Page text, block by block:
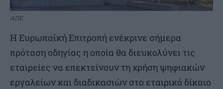
ΑΠΕ
Η Ευρωπαϊκή Επιτροπή ενέκρινε σήμερα
πρόταση οδηγίας η οποία θα διευκολύνει τις
εταιρείες να επεκτείνουν τη χρήση ψηφιακών
εργαλείων και διαδικασιών στο εταιρικό δίκαιο